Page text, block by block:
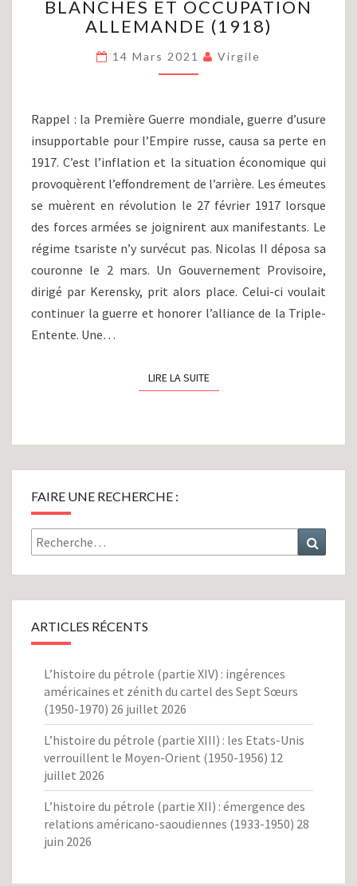
RUSSE
(PARTIE
:
INSURRECTIONS
OCCUPATION
ALLEMANDE
(1918)
BLANCHES ET OCCUPATION
ALLEMANDE (1918)
14 Mars 2021 Virgile
Rappel : la Première Guerre mondiale, guerre d’usure
insupportable pour l’Empire russe, causa sa perte en
1917. C’est l’inflation et la situation économique qui
provoquèrent l’effondrement de l’arrière. Les émeutes
se muèrent en révolution le 27 février 1917 lorsque
des forces armées se joignirent aux manifestants. Le
régime tsariste n’y survécut pas. Nicolas II déposa sa
couronne le 2 mars. Un Gouvernement Provisoire,
dirigé par Kerensky, prit alors place. Celui-ci voulait
continuer la guerre et honorer l’alliance de la Triple-
Entente. Une…
LIRE LA SUITELIRE LA SUITE
FAIRE UNE RECHERCHE :
Rechercher :
ARTICLES RÉCENTS
L’histoire du pétrole (partie XIV) : ingérences
américaines et zénith du cartel des Sept Sœurs
(1950-1970) 26 juillet 2026
L’histoire du pétrole (partie XIII) : les Etats-Unis
verrouillent le Moyen-Orient (1950-1956) 12
juillet 2026
L’histoire du pétrole (partie XII) : émergence des
relations américano-saoudiennes (1933-1950) 28
juin 2026